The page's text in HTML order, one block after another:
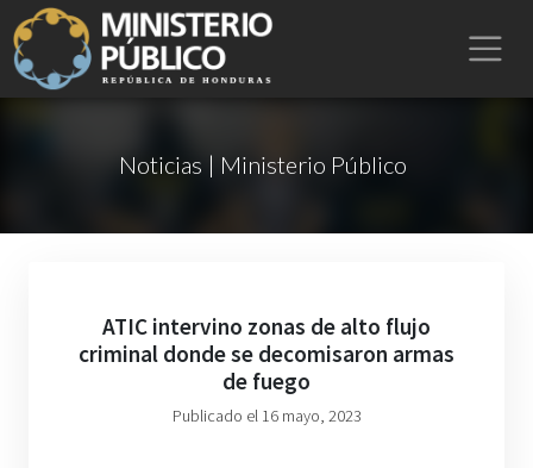
Noticias | Ministerio Público
ATIC intervino zonas de alto flujo
criminal donde se decomisaron armas
de fuego
Publicado el 16 mayo, 2023